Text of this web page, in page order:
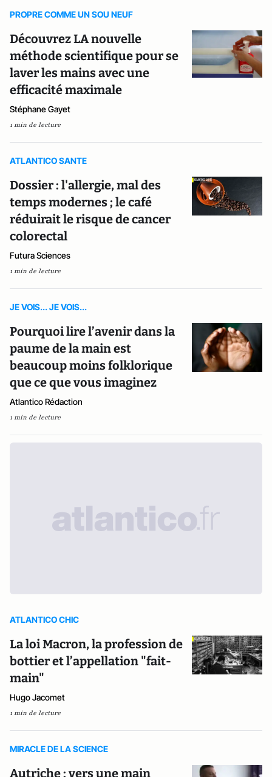
PROPRE COMME UN SOU NEUF
Découvrez LA nouvelle
méthode scientifique pour se
laver les mains avec une
efficacité maximale
Stéphane Gayet
1 min de lecture
ATLANTICO SANTE
Dossier : l'allergie, mal des
temps modernes ; le café
réduirait le risque de cancer
colorectal
Futura Sciences
1 min de lecture
JE VOIS... JE VOIS...
Pourquoi lire l’avenir dans la
paume de la main est
beaucoup moins folklorique
que ce que vous imaginez
Atlantico Rédaction
1 min de lecture
ATLANTICO CHIC
La loi Macron, la profession de
bottier et l’appellation "fait-
main"
Hugo Jacomet
1 min de lecture
MIRACLE DE LA SCIENCE
Autriche : vers une main